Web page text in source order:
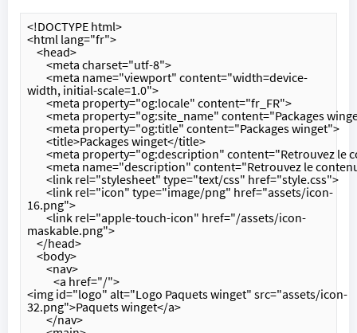
<!DOCTYPE html>
<html lang="fr">
<head>
<meta charset="utf-8">
<meta name="viewport" content="width=device-
width, initial-scale=1.0">
<meta property="og:locale" content="fr_FR">
<meta property="og:site_name" content="Packages
<meta property="og:title" content="Packages winget">
<title>Packages winget</title>
<meta property="og:description" content="Retrouvez le
<meta name="description" content="Retrouvez le contenu
<link rel="stylesheet" type="text/css" href="style.css">
<link rel="icon" type="image/png" href="assets/icon-
16.png">
<link rel="apple-touch-icon" href="/assets/icon-
maskable.png">
</head>
<body>
<nav>
<a href="/">
<img id="logo" alt="Logo Paquets winget" src="assets/icon-
32.png">Paquets winget</a>
</nav>